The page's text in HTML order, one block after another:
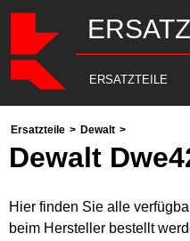
ERSATZTEILE
Ersatzteile > Dewalt >
Dewalt
Hier finden Sie alle
beim Hersteller bestellt